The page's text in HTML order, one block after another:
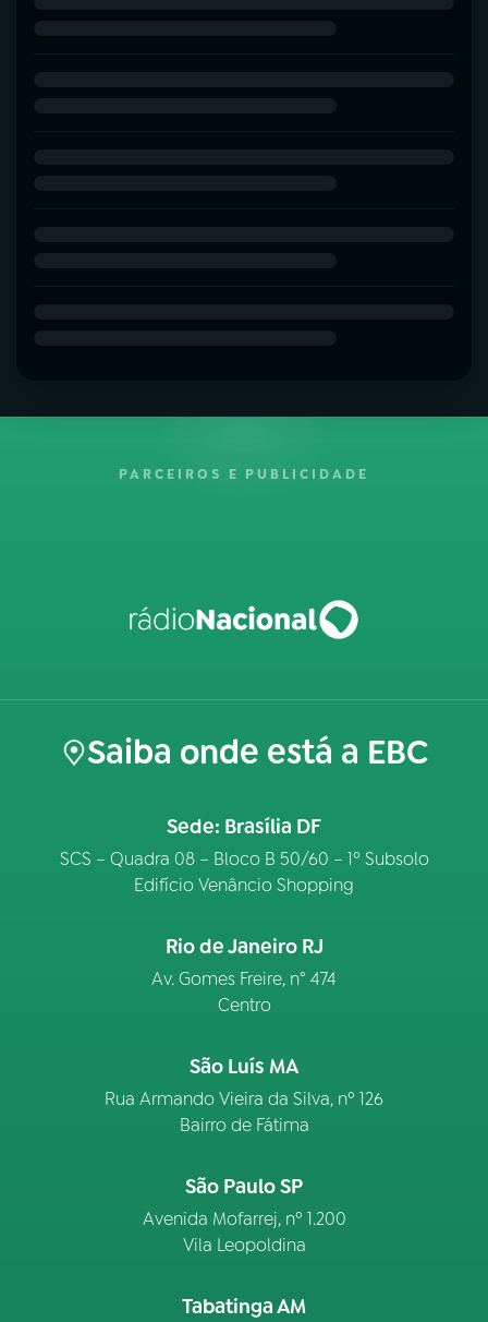
PARCEIROS E PUBLICIDADE
Saiba onde está a EBC
Sede: Brasília DF
SCS – Quadra 08 – Bloco B 50/60 – 1º Subsolo
Edifício Venâncio Shopping
Rio de Janeiro RJ
Av. Gomes Freire, n° 474
Centro
São Luís MA
Rua Armando Vieira da Silva, nº 126
Bairro de Fátima
São Paulo SP
Avenida Mofarrej, nº 1.200
Vila Leopoldina
Tabatinga AM